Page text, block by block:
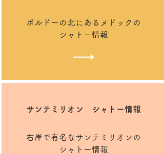
ボルドーの北にあるメドックの
シャトー情報
サンテミリオン ​シャトー情報
右岸で有名なサンテミリオンの
シャトー情報